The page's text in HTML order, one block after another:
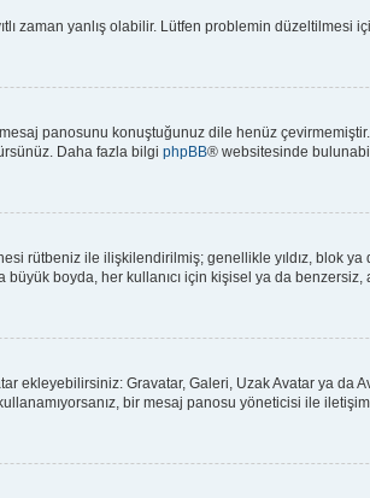
zaman yanlış olabilir. Lütfen problemin düzeltilmesi
panosunu konuştuğunuz dile henüz
Daha fazla bilgi phpBB® websitesinde
rütbeniz ile ilişkilendirilmiş; genellikle yıldız, blok
boyda, her kullanıcı için kişisel ya da
ekleyebilirsiniz: Gravatar, Galeri, Uzak Avatar ya da
bir mesaj panosu yöneticisi ile